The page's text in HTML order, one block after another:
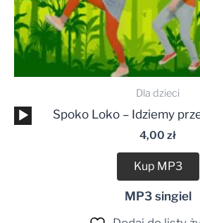
Dla dzieci
plików
Spoko Loko – Idziemy
4,00 zł
Kup MP3
MP3 singiel